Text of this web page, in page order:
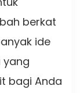
berkat
ide
yang
bagi Anda